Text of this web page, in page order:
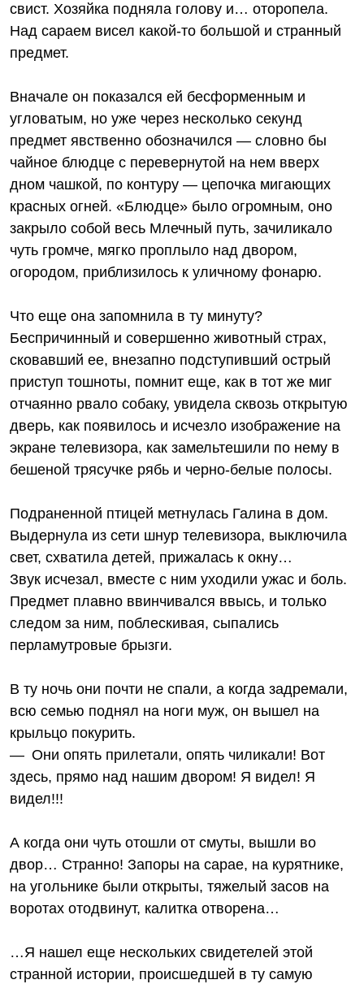
свист. Хозяйка подняла голову и… оторопела.
Над сараем висел какой‑то большой и странный
предмет.
Вначале он показался ей бесформенным и
угловатым, но уже через несколько секунд
предмет явственно обозначился — словно бы
чайное блюдце с перевернутой на нем вверх
дном чашкой, по контуру — цепочка мигающих
красных огней. «Блюдце» было огромным, оно
закрыло собой весь Млечный путь, зачиликало
чуть громче, мягко проплыло над двором,
огородом, приблизилось к уличному фонарю.
Что еще она запомнила в ту минуту?
Беспричинный и совершенно животный страх,
сковавший ее, внезапно подступивший острый
приступ тошноты, помнит еще, как в тот же миг
отчаянно рвало собаку, увидела сквозь открытую
дверь, как появилось и исчезло изображение на
экране телевизора, как замельтешили по нему в
бешеной трясучке рябь и черно-белые полосы.
Подраненной птицей метнулась Галина в дом.
Выдернула из сети шнур телевизора, выключила
свет, схватила детей, прижалась к окну…
Звук исчезал, вместе с ним уходили ужас и боль.
Предмет плавно ввинчивался ввысь, и только
следом за ним, поблескивая, сыпались
перламутровые брызги.
В ту ночь они почти не спали, а когда задремали,
всю семью поднял на ноги муж, он вышел на
крыльцо покурить.
— Они опять прилетали, опять чиликали! Вот
здесь, прямо над нашим двором! Я видел! Я
видел!!!
А когда они чуть отошли от смуты, вышли во
двор… Странно! Запоры на сарае, на курятнике,
на угольнике были открыты, тяжелый засов на
воротах отодвинут, калитка отворена…
…Я нашел еще нескольких свидетелей этой
странной истории, происшедшей в ту самую